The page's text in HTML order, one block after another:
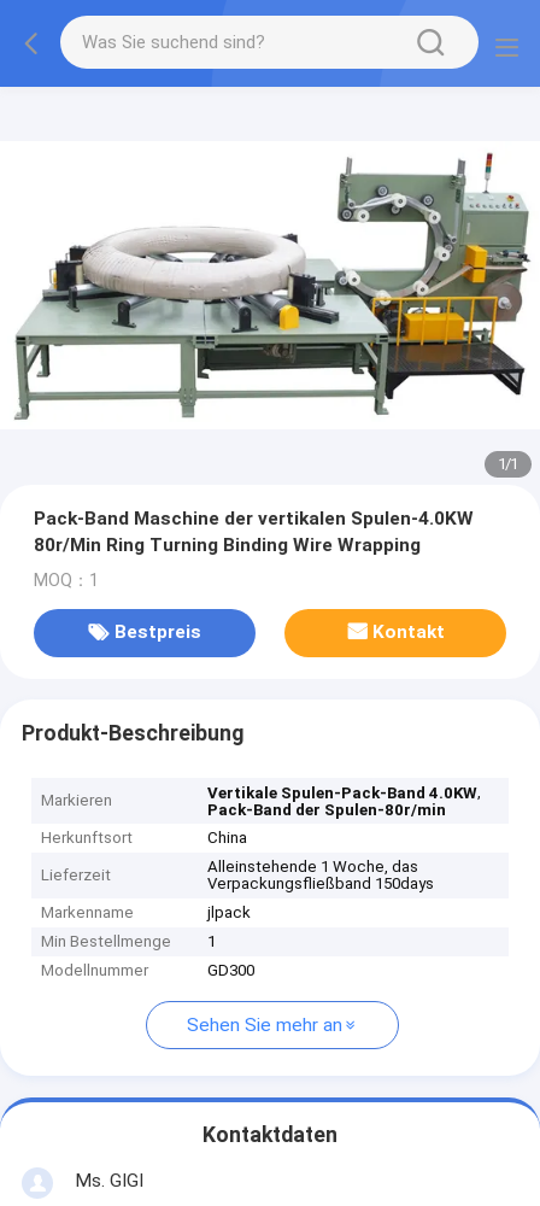
1/1
Pack-Band Maschine der vertikalen Spulen-4.0KW
80r/Min Ring Turning Binding Wire Wrapping
MOQ：1
Bestpreis Kontakt
Produkt-Beschreibung
Markieren Vertikale Spulen-Pack-Band 4.0KW,
Pack-Band der Spulen-80r/min
Herkunftsort
China
Lieferzeit
Alleinstehende 1 Woche, das
Verpackungsfließband 150days
Markenname
jlpack
Min Bestellmenge
1
Modellnummer
GD300
Sehen Sie mehr an
Kontaktdaten
Ms. GIGI